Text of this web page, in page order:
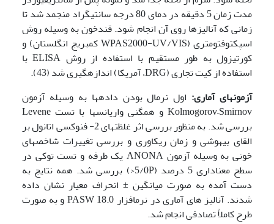
مدت زمان 5 دقیقه در دمای 80 درجه سانتی­گراد منجمد شد تا
زمانی که آنالیز­ها روی آن انجام شود. قندخون به وسیله روش
اسپکتوفتومتری (WPAS2000-UV/VIS کمبریج انگلستان) و
کورتیزول به طور مستقیم با استفاده از روش ELISA با
استفاده از کیت تجاری (DRG، آمریکا) اندازه­گیری شد (43).
آزمون­های آماری: اول نرمال بودن داده­ها به وسیله آزمون
Kolmogorov–Smirnov و همگنی واریانس­ها با تست Levene
بررسی شد. به منظور بررسی اثر غلظت­های 2- فنوکسی اتانول بر
القای بیهوشی و زمان ریکاوری و بررسی تغییرات شاخص­های
خونی به وسیله آزمون ANONA یک طرفه و تست توکی در
سطح معناداری 5 درصد (5/0P<) بررسی شد. همه نتایج به
دست آمده به صورت میانگین ± انحراف معیار نشان داده
شدند. آنالیز­ های آماری در نرم­افزار PASW 18.0 و به صورت
طرح کاملاً تصادفی انجام شد.